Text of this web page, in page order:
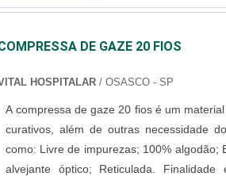
DE GAZE 20 FIOS
HOSPITALAR/ OSASCO - SP
A compressa de gaze 20 fios é um
curativos, além de outras necessidade
como: Livre de impurezas; 100% algodão; Estéril; Limpo com resíduo de amido e
alvejante óptico; Reticulada. Finalidade empregadas no produto Sendo um